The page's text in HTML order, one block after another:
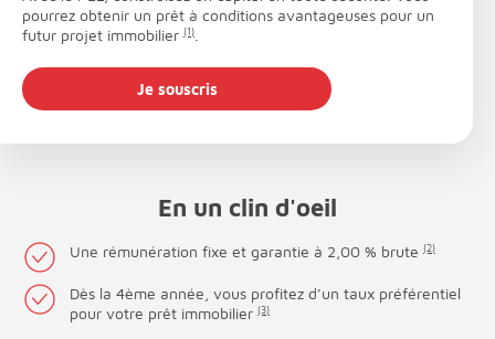
pourrez obtenir un prêt à conditions avantageuses pour un
futur projet immobilier (1)
Je souscris
En un clin d'oeil
Une rémunération fixe et garantie à 2,00 % brute (2)
Dès la 4ème année, vous profitez d’un taux préférentiel
pour votre prêt immobilier (3)